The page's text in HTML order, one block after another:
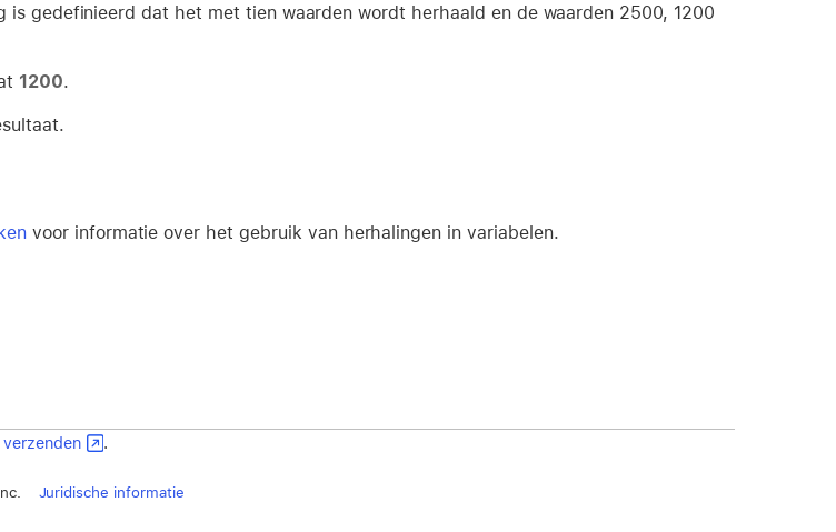
is gedefinieerd dat het met tien waarden wordt herhaald en de waarden 2500, 1200
1200.
voor informatie over het gebruik van herhalingen in variabelen.
.
Juridische informatie